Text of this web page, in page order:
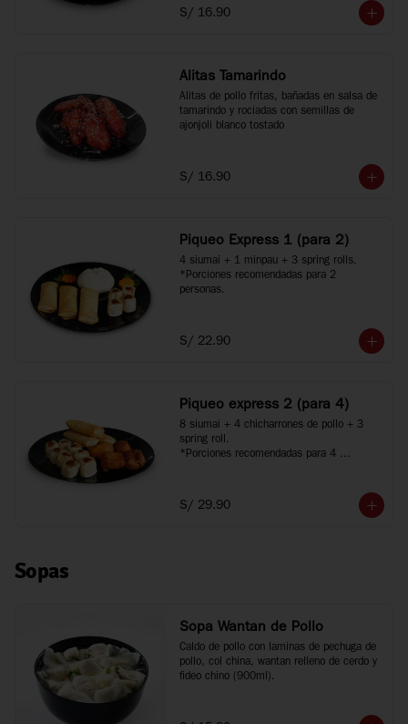
S/ 16.90
Alitas Tamarindo
Alitas de pollo fritas, bañadas en salsa de
tamarindo y rociadas con semillas de
ajonjoli blanco tostado
S/ 16.90
Piqueo Express 1 (para 2)
4 siumai + 1 minpau + 3 spring rolls.
*Porciones recomendadas para 2
personas.
S/ 22.90
Piqueo express 2 (para 4)
8 siumai + 4 chicharrones de pollo + 3
spring roll.
*Porciones recomendadas para 4
S/ 29.90
Sopas
Sopa Wantan de Pollo
Caldo de pollo con laminas de pechuga de
pollo, col china, wantan relleno de cerdo y
fideo chino (900ml).